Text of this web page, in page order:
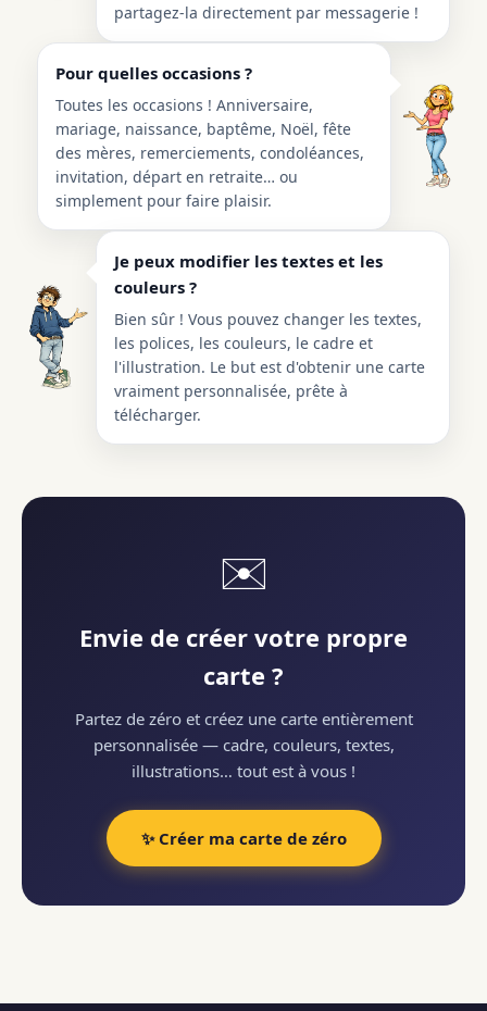
partagez-la directement par messagerie !
Pour quelles occasions ?
Toutes les occasions ! Anniversaire,
mariage, naissance, baptême, Noël, fête
des mères, remerciements, condoléances,
invitation, départ en retraite… ou
simplement pour faire plaisir.
Je peux modifier les textes et les
couleurs ?
Bien sûr ! Vous pouvez changer les textes,
les polices, les couleurs, le cadre et
l'illustration. Le but est d'obtenir une carte
vraiment personnalisée, prête à
télécharger.
✉️
Envie de créer votre propre
carte ?
Partez de zéro et créez une carte entièrement
personnalisée — cadre, couleurs, textes,
illustrations… tout est à vous !
✨ Créer ma carte de zéro